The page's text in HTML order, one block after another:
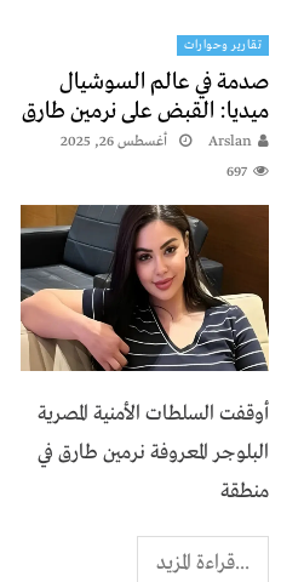
تقارير وحوارات
صدمة في عالم السوشيال
ميديا: القبض على نرمين طارق
Arslan
أغسطس 26, 2025
697
أوقفت السلطات الأمنية المصرية
البلوجر المعروفة نرمين طارق في
منطقة
...قراءة المزيد